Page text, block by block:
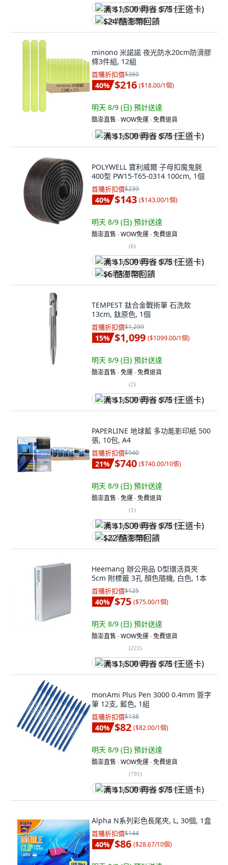
满 $1,500 再省 $75 (王道卡)
$24 酷澎幣回饋
minono 米諾諾 夜光防水20cm防滑膠
條3件組, 12組
首購折扣價$360
40% $216 ($18.00/1個)
明天 8/9 (日) 預計送達
酷澎直售 ∙ WOW免運 ∙ 免費退貨
满 $1,500 再省 $75 (王道卡)
POLYWELL 寶利威爾 子母扣魔鬼氈
400型 PW15-T65-0314 100cm, 1個
首購折扣價$239
40% $143 ($143.00/1個)
明天 8/9 (日) 預計送達
酷澎直售 ∙ WOW免運 ∙ 免費退貨
(6)
满 $1,500 再省 $75 (王道卡)
$6 酷澎幣回饋
TEMPEST 鈦合金戰術筆 石洗款
13cm, 鈦原色, 1個
首購折扣價$1,299
15% $1,099 ($1099.00/1個)
明天 8/9 (日) 預計送達
酷澎直售 ∙ 免運 ∙ 免費退貨
(2)
满 $1,500 再省 $75 (王道卡)
PAPERLINE 地球藍 多功能影印紙 500
張, 10包, A4
首購折扣價$940
21% $740 ($740.00/10張)
明天 8/9 (日) 預計送達
酷澎直售 ∙ 免運 ∙ 免費退貨
(1)
满 $1,500 再省 $75 (王道卡)
$22 酷澎幣回饋
Heemang 辦公用品 D型環活頁夾
5cm 附標籤 3孔 顏色隨機, 白色, 1本
首購折扣價$125
40% $75 ($75.00/1個)
明天 8/9 (日) 預計送達
酷澎直售 ∙ WOW免運 ∙ 免費退貨
(222)
满 $1,500 再省 $75 (王道卡)
monAmi Plus Pen 3000 0.4mm 簽字
筆 12支, 藍色, 1組
首購折扣價$138
40% $82 ($82.00/1個)
明天 8/9 (日) 預計送達
酷澎直售 ∙ WOW免運 ∙ 免費退貨
(791)
满 $1,500 再省 $75 (王道卡)
Alpha N系列彩色長尾夾, L, 30個, 1盒
首購折扣價$144
40% $86 ($28.67/10個)